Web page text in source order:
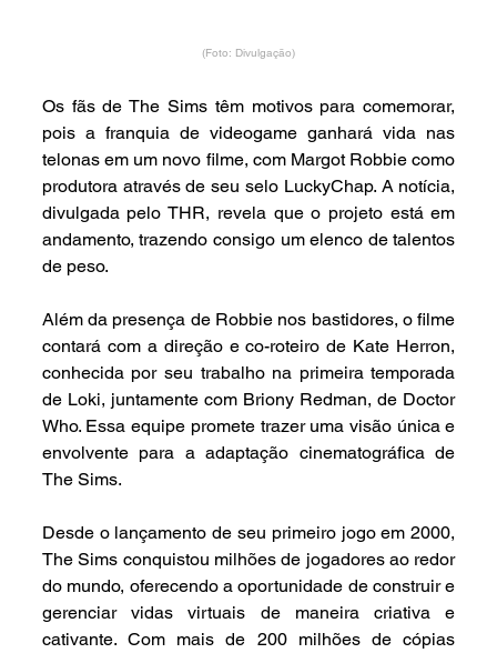
(Foto: Divulgação)
Os fãs de The Sims têm motivos para comemorar,
pois a franquia de videogame ganhará vida nas
telonas em um novo filme, com Margot Robbie como
produtora através de seu selo LuckyChap. A notícia,
divulgada pelo THR, revela que o projeto está em
andamento, trazendo consigo um elenco de talentos
de peso.
Além da presença de Robbie nos bastidores, o filme
contará com a direção e co-roteiro de Kate Herron,
conhecida por seu trabalho na primeira temporada
de Loki, juntamente com Briony Redman, de Doctor
Who. Essa equipe promete trazer uma visão única e
envolvente para a adaptação cinematográfica de
The Sims.
Desde o lançamento de seu primeiro jogo em 2000,
The Sims conquistou milhões de jogadores ao redor
do mundo, oferecendo a oportunidade de construir e
gerenciar vidas virtuais de maneira criativa e
cativante. Com mais de 200 milhões de cópias